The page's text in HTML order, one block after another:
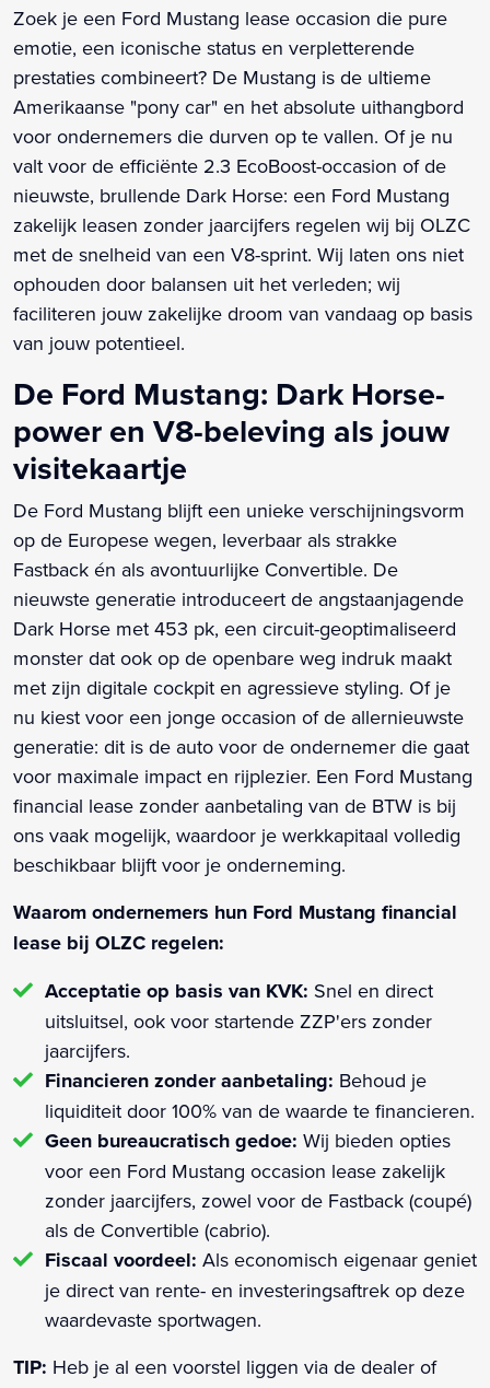
Zoek je een Ford Mustang lease occasion die pure
emotie, een iconische status en verpletterende
prestaties combineert? De Mustang is de ultieme
Amerikaanse "pony car" en het absolute uithangbord
voor ondernemers die durven op te vallen. Of je nu
valt voor de efficiënte 2.3 EcoBoost-occasion of de
nieuwste, brullende Dark Horse: een Ford Mustang
zakelijk leasen zonder jaarcijfers regelen wij bij OLZC
met de snelheid van een V8-sprint. Wij laten ons niet
ophouden door balansen uit het verleden; wij
faciliteren jouw zakelijke droom van vandaag op basis
van jouw potentieel.
De Ford Mustang: Dark Horse-
power en V8-beleving als jouw
visitekaartje
De Ford Mustang blijft een unieke verschijningsvorm
op de Europese wegen, leverbaar als strakke
Fastback én als avontuurlijke Convertible. De
nieuwste generatie introduceert de angstaanjagende
Dark Horse met 453 pk, een circuit-geoptimaliseerd
monster dat ook op de openbare weg indruk maakt
met zijn digitale cockpit en agressieve styling. Of je
nu kiest voor een jonge occasion of de allernieuwste
generatie: dit is de auto voor de ondernemer die gaat
voor maximale impact en rijplezier. Een Ford Mustang
financial lease zonder aanbetaling van de BTW is bij
ons vaak mogelijk, waardoor je werkkapitaal volledig
beschikbaar blijft voor je onderneming.
Waarom ondernemers hun Ford Mustang financial
lease bij OLZC regelen:
Acceptatie op basis van KVK: Snel en direct
uitsluitsel, ook voor startende ZZP'ers zonder
jaarcijfers.
Financieren zonder aanbetaling: Behoud je
liquiditeit door 100% van de waarde te financieren.
Geen bureaucratisch gedoe: Wij bieden opties
voor een Ford Mustang occasion lease zakelijk
zonder jaarcijfers, zowel voor de Fastback (coupé)
als de Convertible (cabrio).
Fiscaal voordeel: Als economisch eigenaar geniet
je direct van rente- en investeringsaftrek op deze
waardevaste sportwagen.
TIP: Heb je al een voorstel liggen via de dealer of